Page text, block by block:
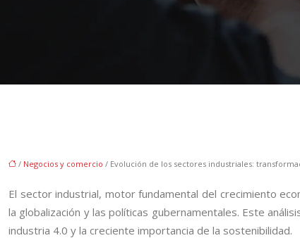
/ Negocios y comercio / Evolución de los sectores industriales:
El sector industrial, motor fundamental del crecimiento
la globalización y las políticas gubernamentales. Este
industria 4.0 y la creciente importancia de la sostenibilidad.